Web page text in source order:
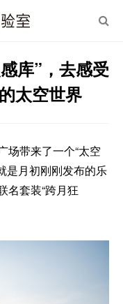
库”，去感受
太空世界
场带来了一个“太空
是月初刚刚发布的乐
名套装“跨月狂